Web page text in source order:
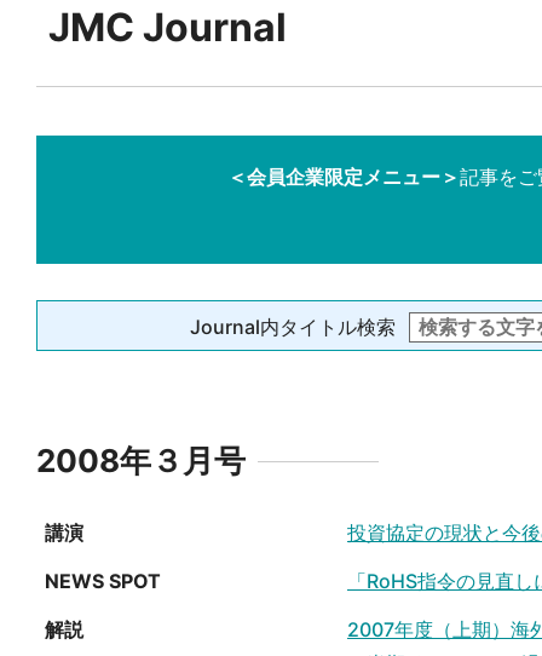
JMC Journal
＜会員企業限定メニュー＞記事を
Journal内タイトル検索
2008年３月号
講演
投資協定の現状と今
NEWS SPOT
「RoHS指令の見直
解説
2007年度（上期）海